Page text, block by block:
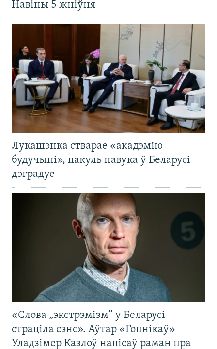
Навіны 5 жніўня
Лукашэнка стварае «акадэмію
будучыні», пакуль навука ў Беларусі
дэградуе
«Слова „экстрэмізм“ у Беларусі
страціла сэнс». Аўтар «Гопнікаў»
Уладзімер Казлоў напісаў раман пра